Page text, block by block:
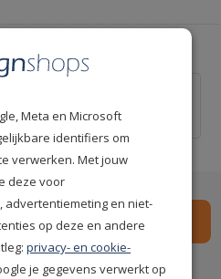
kwaliteit behanglijm
punten
Meta en Microsoft
identifiers om
verwerken. Met jouw
deze voor
en niet-
op deze en andere
privacy- en cookie-
je gegevens verwerkt op